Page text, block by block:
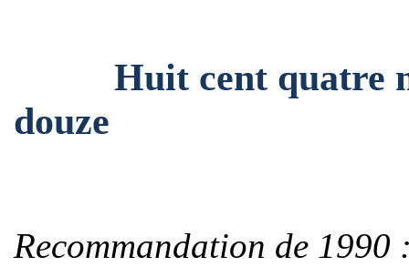
Huit cent quatre
douze
Recommandation de 1990